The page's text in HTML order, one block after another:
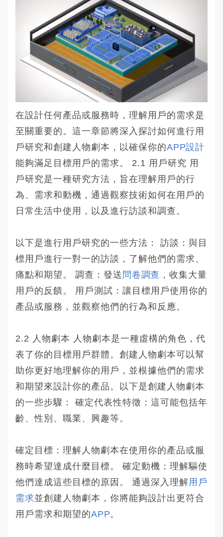
在設計任何產品或服務時，理解用戶的需求是
至關重要的。這一章節將深入探討如何進行用
戶研究和創建人物劇本，以確保你的APP設計
能夠滿足目標用戶的需求。 2.1 用戶研究 用
戶研究是一種研究方法，旨在理解用戶的行
為、需求和動機，通過觀察技術如何在用戶的
日常生活中使用，以及進行訪談和調查。
以下是進行用戶研究的一些方法： 訪談：與目
標用戶進行一對一的訪談，了解他們的需求、
痛點和期望。 調查：發送 問卷調查 ，收集大量
用戶的反饋。 用戶測試：讓目標用戶使用你的
產品或服務，並觀察他們的行為和反應。
2.2 人物劇本 人物劇本是一種虛構的角色，代
表了你的目標用戶群體。創建人物劇本可以幫
助你更好地理解你的用戶，並根據他們的需求
和期望來設計你的產品。以下是創建人物劇本
的一些步驟： 確定代表性特徵：這可能包括年
齡、性別、職業、興趣等。
確定目標：理解人物劇本在使用你的產品或服
務時希望達成什麼目標。 確定動機：理解驅使
他們達成這些目標的原因。 通過深入理解用戶
需求並創建人物劇本，你將能夠設計出更符合
用戶需求和期望的APP。